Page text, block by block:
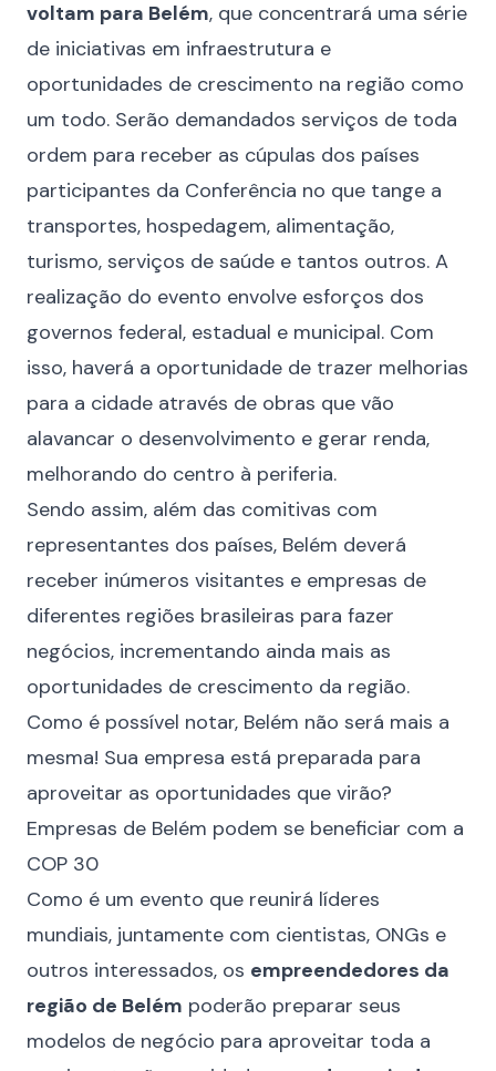
voltam para Belém, que concentrará uma série
de iniciativas em infraestrutura e
oportunidades de crescimento na região como
um todo. Serão demandados serviços de toda
ordem para receber as cúpulas dos países
participantes da Conferência no que tange a
transportes, hospedagem, alimentação,
turismo, serviços de saúde e tantos outros. A
realização do evento envolve esforços dos
governos federal, estadual e municipal. Com
isso, haverá a oportunidade de trazer melhorias
para a cidade através de obras que vão
alavancar o desenvolvimento e gerar renda,
melhorando do centro à periferia.
Sendo assim, além das comitivas com
representantes dos países, Belém deverá
receber inúmeros visitantes e empresas de
diferentes regiões brasileiras para fazer
negócios, incrementando ainda mais as
oportunidades de crescimento da região.
Como é possível notar, Belém não será mais a
mesma! Sua empresa está preparada para
aproveitar as oportunidades que virão?
Empresas de Belém podem se beneficiar com a
COP 30
Como é um evento que reunirá líderes
mundiais, juntamente com cientistas, ONGs e
outros interessados, os empreendedores da
região de Belém poderão preparar seus
modelos de negócio para aproveitar toda a